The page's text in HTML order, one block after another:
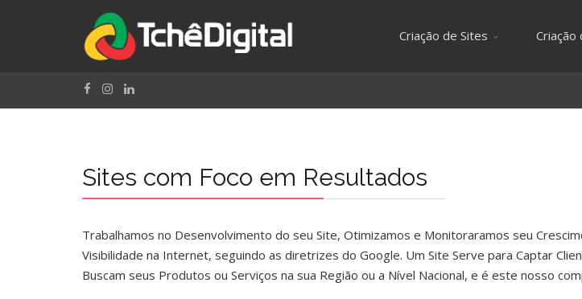
Criação de Sites Criação
Sites com Foco em Resultados
Trabalhamos no Desenvolvimento do seu Site, Otimizamos e Monitoraramos seu
Visibilidade na Internet, seguindo as diretrizes do Google. Um Site Serve para Captar
Buscam seus Produtos ou Serviços na sua Região ou a Nível Nacional, e é este nosso